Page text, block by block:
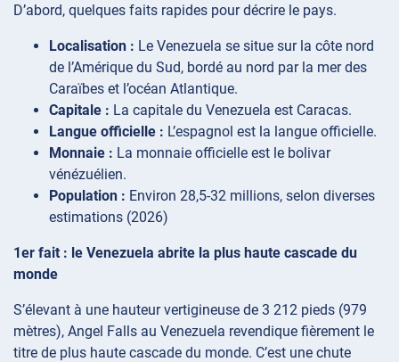
D’abord, quelques faits rapides pour décrire le pays.
Localisation : Le Venezuela se situe sur la côte nord
de l’Amérique du Sud, bordé au nord par la mer des
Caraïbes et l’océan Atlantique.
Capitale : La capitale du Venezuela est Caracas.
Langue officielle : L’espagnol est la langue officielle.
Monnaie : La monnaie officielle est le bolivar
vénézuélien.
Population : Environ 28,5-32 millions, selon diverses
estimations (2026)
1er fait : le Venezuela abrite la plus haute cascade du
monde
S’élevant à une hauteur vertigineuse de 3 212 pieds (979
mètres), Angel Falls au Venezuela revendique fièrement le
titre de plus haute cascade du monde. C’est une chute